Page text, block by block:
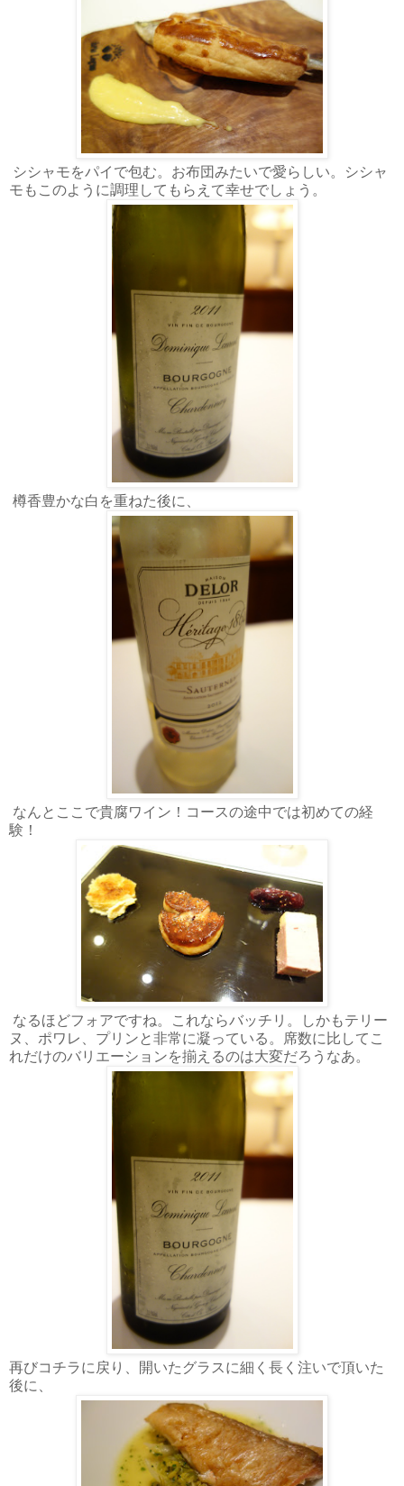
シシャモをパイで包む。お布団みたいで愛らしい。シシャ
モもこのように調理してもらえて幸せでしょう。
樽香豊かな白を重ねた後に、
なんとここで貴腐ワイン！コースの途中では初めての経
験！
なるほどフォアですね。これならバッチリ。しかもテリー
ヌ、ポワレ、プリンと非常に凝っている。席数に比してこ
れだけのバリエーションを揃えるのは大変だろうなあ。
再びコチラに戻り、開いたグラスに細く長く注いで頂いた
後に、